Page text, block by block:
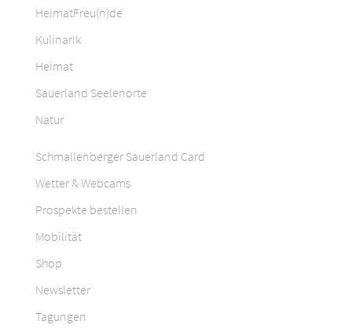
HeimatFreu(n)de
Kulinarik
Heimat
Sauerland Seelenorte
Natur
Schmallenberger Sauerland Card
Wetter & Webcams
Prospekte bestellen
Mobilität
Shop
Newsletter
Tagungen